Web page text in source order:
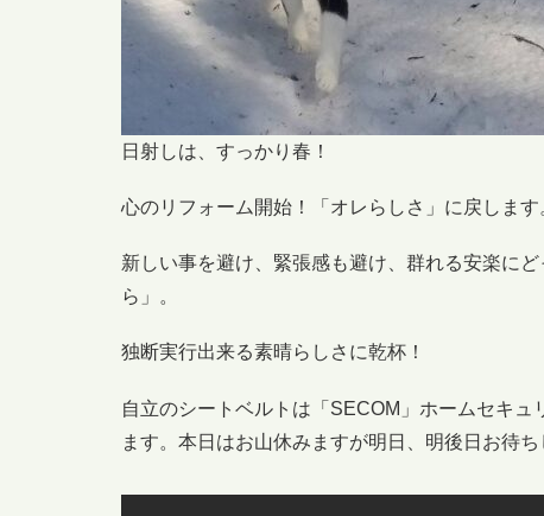
日射しは、すっかり春！
心のリフォーム開始！「オレらしさ」に戻します
新しい事を避け、緊張感も避け、群れる安楽に
ら」。
独断実行出来る素晴らしさに乾杯！
自立のシートベルトは「SECOM」ホームセキ
ます。本日はお山休みますが明日、明後日お待ち